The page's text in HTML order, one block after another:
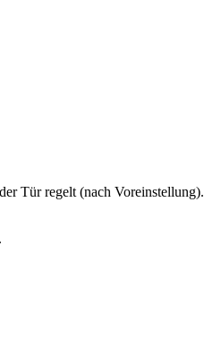
Tür regelt (nach Voreinstellung).